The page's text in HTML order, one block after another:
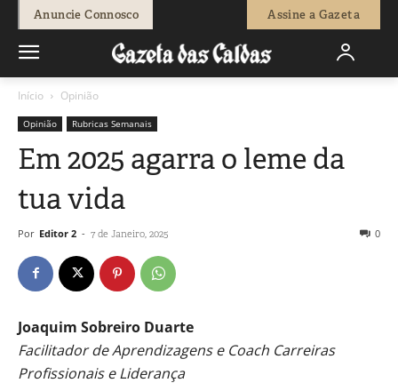
Anuncie Connosco Assine a Gazeta
Início Opinião
Opinião Rubricas Semanais
Em 2025 agarra o leme da
tua vida
Por Editor 2 - 7 de Janeiro, 2025 0
Joaquim Sobreiro Duarte
Facilitador de Aprendizagens e Coach Carreiras
Profissionais e Liderança